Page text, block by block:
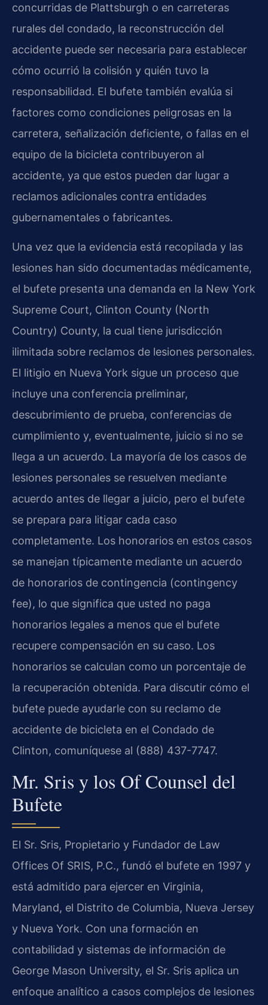
concurridas de Plattsburgh o en carreteras
rurales del condado, la reconstrucción del
accidente puede ser necesaria para establecer
cómo ocurrió la colisión y quién tuvo la
responsabilidad. El bufete también evalúa si
factores como condiciones peligrosas en la
carretera, señalización deficiente, o fallas en el
equipo de la bicicleta contribuyeron al
accidente, ya que estos pueden dar lugar a
reclamos adicionales contra entidades
gubernamentales o fabricantes.
Una vez que la evidencia está recopilada y las
lesiones han sido documentadas médicamente,
el bufete presenta una demanda en la New York
Supreme Court, Clinton County (North
Country) County, la cual tiene jurisdicción
ilimitada sobre reclamos de lesiones personales.
El litigio en Nueva York sigue un proceso que
incluye una conferencia preliminar,
descubrimiento de prueba, conferencias de
cumplimiento y, eventualmente, juicio si no se
llega a un acuerdo. La mayoría de los casos de
lesiones personales se resuelven mediante
acuerdo antes de llegar a juicio, pero el bufete
se prepara para litigar cada caso
completamente. Los honorarios en estos casos
se manejan típicamente mediante un acuerdo
de honorarios de contingencia (contingency
fee), lo que significa que usted no paga
honorarios legales a menos que el bufete
recupere compensación en su caso. Los
honorarios se calculan como un porcentaje de
la recuperación obtenida. Para discutir cómo el
bufete puede ayudarle con su reclamo de
accidente de bicicleta en el Condado de
Clinton, comuníquese al (888) 437-7747.
Mr. Sris y los Of Counsel del
Bufete
El Sr. Sris, Propietario y Fundador de Law
Offices Of SRIS, P.C., fundó el bufete en 1997 y
está admitido para ejercer en Virginia,
Maryland, el Distrito de Columbia, Nueva Jersey
y Nueva York. Con una formación en
contabilidad y sistemas de información de
George Mason University, el Sr. Sris aplica un
enfoque analítico a casos complejos de lesiones